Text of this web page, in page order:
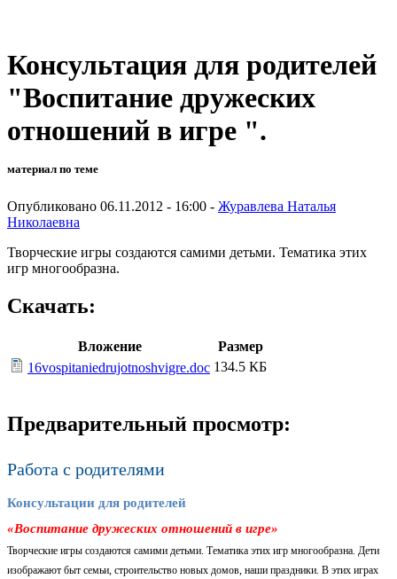
Консультация для родителей
"Воспитание дружеских
отношений в игре ".
материал по теме
Опубликовано 06.11.2012 - 16:00 - Журавлева Наталья
Николаевна
Творческие игры создаются самими детьми. Тематика этих
игр многообразна.
Скачать:
Вложение
Размер
16vospitaniedrujotnoshvigre.doc 134.5 КБ
Предварительный просмотр:
Работа с родителями
Консультации для родителей
«Воспитание дружеских отношений в игре»
Творческие игры создаются самими детьми. Тематика этих игр многообразна. Дети
изображают быт семьи, строительство новых домов, наши праздники. В этих играх